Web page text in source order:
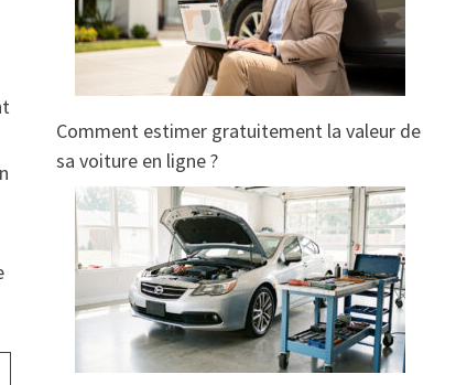
Comment estimer gratuitement la valeur de
sa voiture en ligne ?